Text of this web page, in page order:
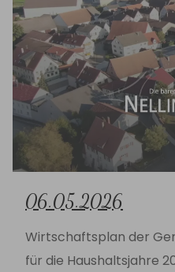
06.05.2026
Wirtschaftsplan der
für die Haushaltsjahre